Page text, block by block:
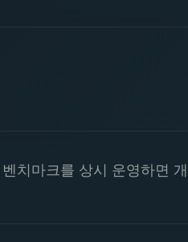
치마크를 상시 운영하면